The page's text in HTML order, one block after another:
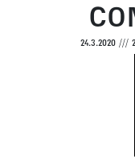
///
24.3.2020